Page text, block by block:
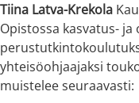
Tiina Latva-Krekola
Opistossa kasvatus- ja
yhteisöohjaajaksi
muistelee seuraavasti: